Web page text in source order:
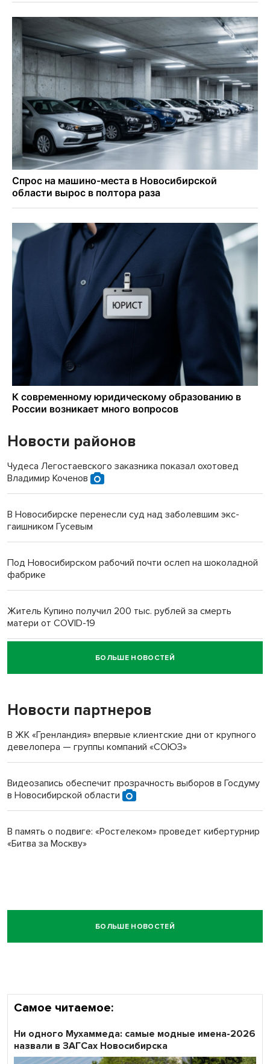
Новости районов
Чудеса Легостаевского заказника показал охотовед
Владимир Коченов
В Новосибирске перенесли суд над заболевшим экс-
гаишником Гусевым
Под Новосибирском рабочий почти ослеп на шоколадной
фабрике
Житель Купино получил 200 тыс. рублей за смерть
матери от COVID-19
Новосибирский суд наказал водителя за смерть
пенсионерки на вокзале
БОЛЬШЕ НОВОСТЕЙ
Новости партнеров
В ЖК «Гренландия» впервые клиентские дни от крупного
девелопера — группы компаний «СОЮЗ»
Видеозапись обеспечит прозрачность выборов в Госдуму
в Новосибирской области
В память о подвиге: «Ростелеком» проведет кибертурнир
«Битва за Москву»
БОЛЬШЕ НОВОСТЕЙ
Самое читаемое:
Ни одного Мухаммеда: самые модные имена-2026
назвали в ЗАГСах Новосибирска